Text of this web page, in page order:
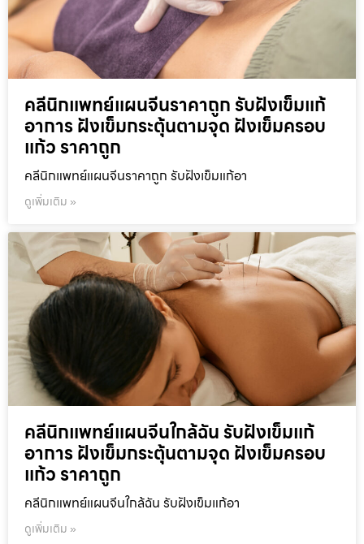
คลีนิกแพทย์แผนจีนราคาถูก รับฝังเข็มแก้
อาการ ฝังเข็มกระตุ้นตามจุด ฝังเข็มครอบ
แก้ว ราคาถูก
คลีนิกแพทย์แผนจีนราคาถูก รับฝังเข็มแก้อา
ดูเพิ่มเติม »
คลีนิกแพทย์แผนจีนใกล้ฉัน รับฝังเข็มแก้
อาการ ฝังเข็มกระตุ้นตามจุด ฝังเข็มครอบ
แก้ว ราคาถูก
คลีนิกแพทย์แผนจีนใกล้ฉัน รับฝังเข็มแก้อา
ดูเพิ่มเติม »